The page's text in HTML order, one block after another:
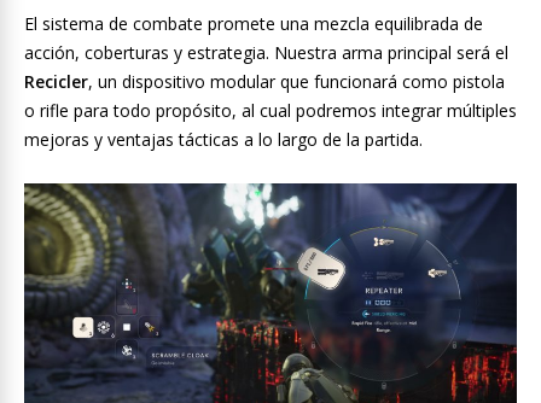
El sistema de combate promete una mezcla equilibrada de
acción, coberturas y estrategia. Nuestra arma principal será el
Recicler, un dispositivo modular que funcionará como pistola
o rifle para todo propósito, al cual podremos integrar múltiples
mejoras y ventajas tácticas a lo largo de la partida.